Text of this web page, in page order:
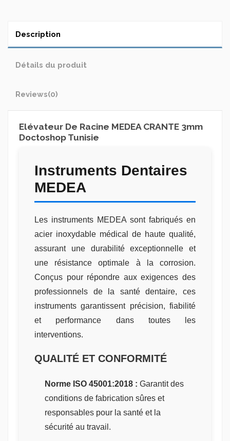
Description
Détails du produit
Reviews(0)
Elévateur De Racine MEDEA CRANTE 3mm
Doctoshop Tunisie
Instruments Dentaires
MEDEA
Les instruments MEDEA sont fabriqués en
acier inoxydable médical de haute qualité,
assurant une durabilité exceptionnelle et
une résistance optimale à la corrosion.
Conçus pour répondre aux exigences des
professionnels de la santé dentaire, ces
instruments garantissent précision, fiabilité
et performance dans toutes les
interventions.
QUALITÉ ET CONFORMITÉ
Norme ISO 45001:2018 : Garantit des
conditions de fabrication sûres et
responsables pour la santé et la
sécurité au travail.